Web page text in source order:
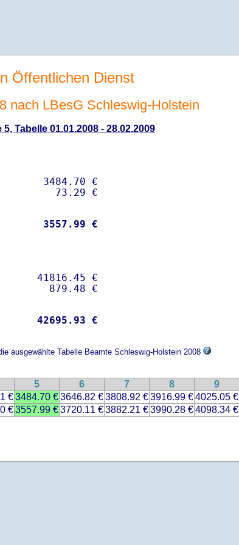
Öffentlichen Dienst
nach LBesG Schleswig-Holstein
Tabelle 01.01.2008 - 28.02.2009
3484.70 €
3557.99 €
41816.45 €
42695.93 €
ausgewählte Tabelle Beamte Schleswig-Holstein 2008
5 6 7 8 9
€3484.70 €3646.82 €3808.92 €3916.99 €4025.05 €
€3557.99 €3720.11 €3882.21 €3990.28 €4098.34 €